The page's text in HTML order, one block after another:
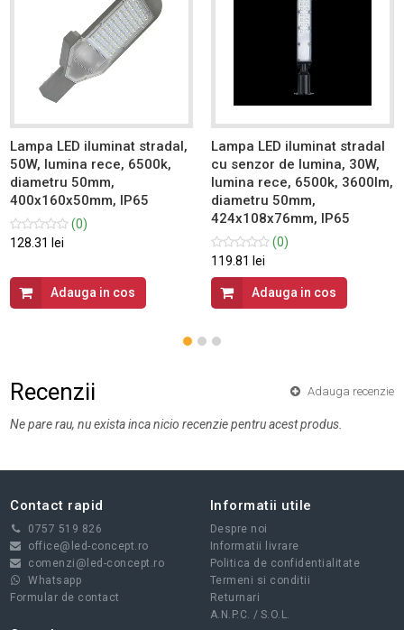
Lampa LED iluminat stradal,
50W, lumina rece, 6500k,
diametru 50mm,
400x160x50mm, IP65
(0)
128.31 lei
Adauga in cos
Lampa LED iluminat stradal
cu senzor de lumina, 30W,
lumina rece, 6500k, 3600lm,
diametru 50mm,
424x108x76mm, IP65
(0)
119.81 lei
Adauga in cos
Recenzii Adauga recenzie
Ne pare rau, nu exista inca nicio recenzie pentru acest produs.
Contact rapid
0757 519 826
office@led-concept.ro
comenzi@led-concept.ro
Whatsapp
Formular de contact
Informatii utile
Despre noi
Informatii livrare
Politica de confidentialitate
Termeni si conditii
Returnari
A.N.P.C. / S.O.L.